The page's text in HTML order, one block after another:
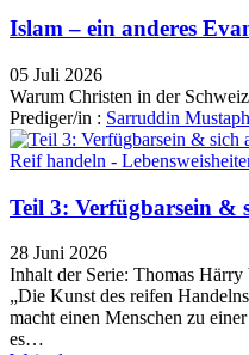
Islam – ein anderes
05 Juli 2026
Warum Christen in der
Prediger/in : Sarruddin
Reif handeln -
Teil 3: Verfügbarsein &
28 Juni 2026
Inhalt der Serie: Thomas
„Die Kunst des reifen
macht einen Menschen zu
es…